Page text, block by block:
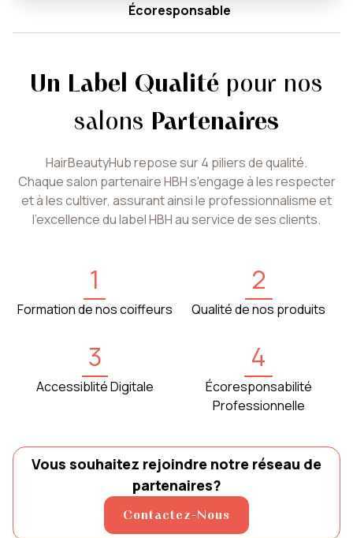
Écoresponsable
Un Label Qualité pour nos
salons Partenaires
HairBeautyHub repose sur 4 piliers de qualité.
Chaque salon partenaire HBH s'engage à les respecter
et à les cultiver, assurant ainsi le professionnalisme et
l'excellence du label HBH au service de ses clients.
1
Formation de nos coiffeurs
2
Qualité de nos produits
3
Accessiblité Digitale
4
Écoresponsabilité
Professionnelle
Vous souhaitez rejoindre notre réseau de
partenaires?
Contactez-Nous